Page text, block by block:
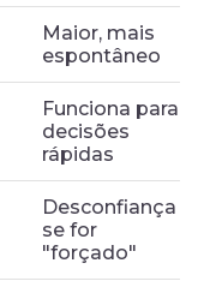
Maior, mais
espontâneo
Funciona para
decisões
rápidas
Desconfiança
se for
"forçado"